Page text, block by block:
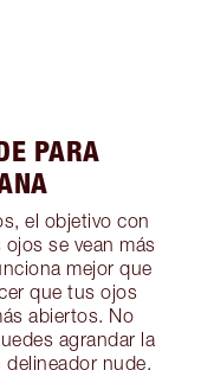
PARA
el objetivo con
se vean más
mejor que
que tus ojos
abiertos. No
agrandar la
nude.